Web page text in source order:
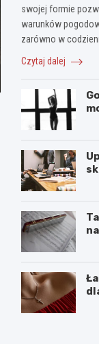
swojej formie
warunków
zarówno w
Czytaj dalej